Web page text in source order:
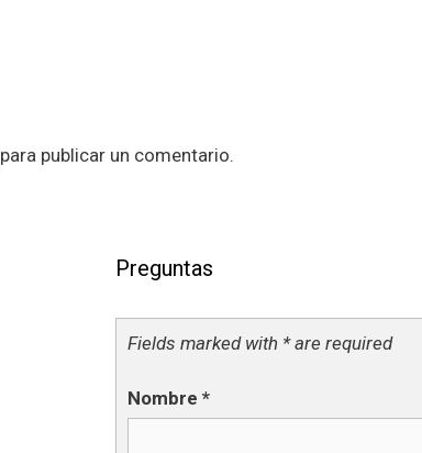
para publicar un comentario.
Preguntas
Fields marked with * are required
Nombre *